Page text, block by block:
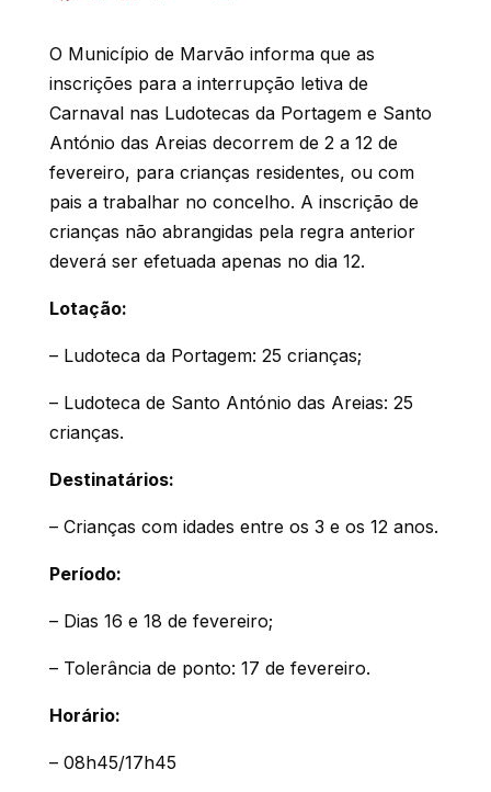
O Município de Marvão informa que as
inscrições para a interrupção letiva de
Carnaval nas Ludotecas da Portagem e Santo
António das Areias decorrem de 2 a 12 de
fevereiro, para crianças residentes, ou com
pais a trabalhar no concelho. A inscrição de
crianças não abrangidas pela regra anterior
deverá ser efetuada apenas no dia 12.
Lotação:
– Ludoteca da Portagem: 25 crianças;
– Ludoteca de Santo António das Areias: 25
crianças.
Destinatários:
– Crianças com idades entre os 3 e os 12 anos.
Período:
– Dias 16 e 18 de fevereiro;
– Tolerância de ponto: 17 de fevereiro.
Horário:
– 08h45/17h45